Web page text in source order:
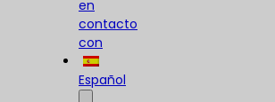
en
contacto
con
Español